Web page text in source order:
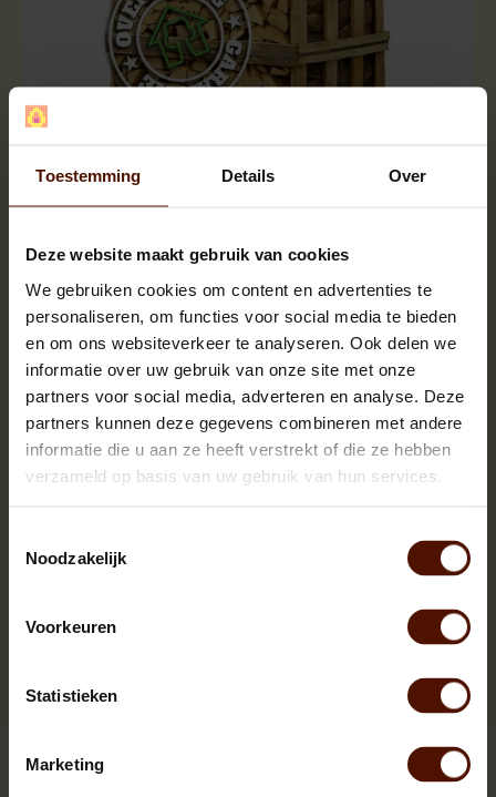
Toestemming Details Over
Deze website maakt gebruik van cookies
We gebruiken cookies om content en advertenties te
personaliseren, om functies voor social media te bieden
en om ons websiteverkeer te analyseren. Ook delen we
informatie over uw gebruik van onze site met onze
partners voor social media, adverteren en analyse. Deze
partners kunnen deze gegevens combineren met andere
informatie die u aan ze heeft verstrekt of die ze hebben
verzameld op basis van uw gebruik van hun services.
Noodzakelijk
Voorkeuren
Statistieken
Marketing
Big pallets | approx.1000 logs | 120x80x200cm. |
Briquettes | Pinikay | RUF | Bruinkool | Nestro